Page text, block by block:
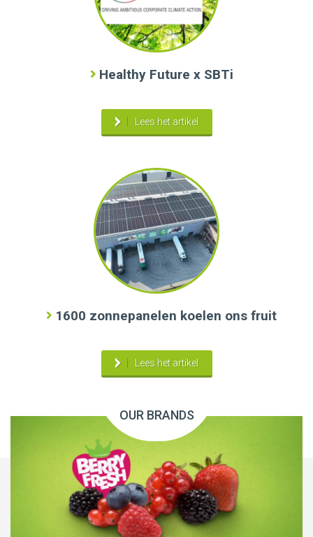
Healthy Future x SBTi
Lees het artikel
1600 zonnepanelen koelen ons fruit
Lees het artikel
OUR BRANDS